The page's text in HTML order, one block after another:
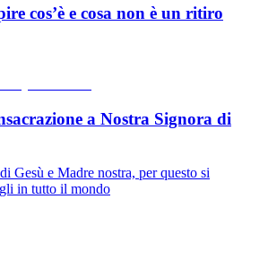
cos’è e cosa non è un ritiro
a Nostra Signora di
Gesù e Madre nostra, per questo si
in tutto il mondo